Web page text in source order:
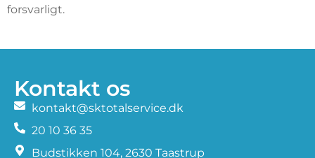
forsvarligt.
Kontakt os
kontakt@sktotalservice.dk
20 10 36 35
​Budstikken 104, 2630 Taastrup